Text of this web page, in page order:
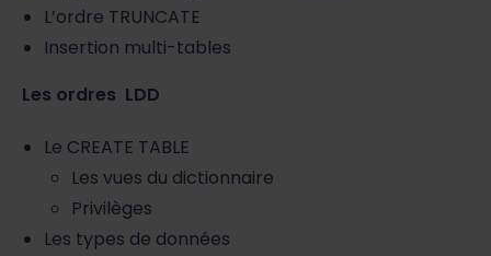
L’ordre TRUNCATE
Insertion multi-tables
Les ordres LDD
Le CREATE TABLE
Les vues du dictionnaire
Privilèges
Les types de données